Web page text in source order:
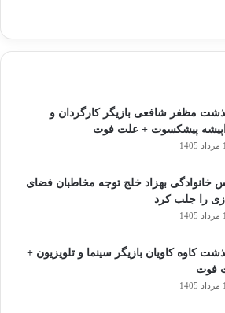
مظفر شافعی بازیگر کارگردان و
پیشکسوت + علت فوت
خانوادگی بهزاد خلج توجه مخاطبان فضای
را جلب کرد
کاوه کاویان بازیگر سینما و تلویزیون +
فوت